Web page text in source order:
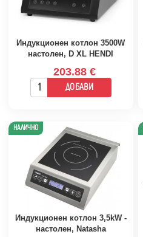
Индукционен котлон 3500W
настолен, D XL HENDI
203.88 €
ДОБАВИ
НАЛИЧНО
Индукционен котлон 3,5kW -
настолен, Natasha